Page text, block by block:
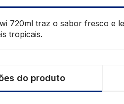
720ml traz o sabor fresco e
tropicais.
do produto